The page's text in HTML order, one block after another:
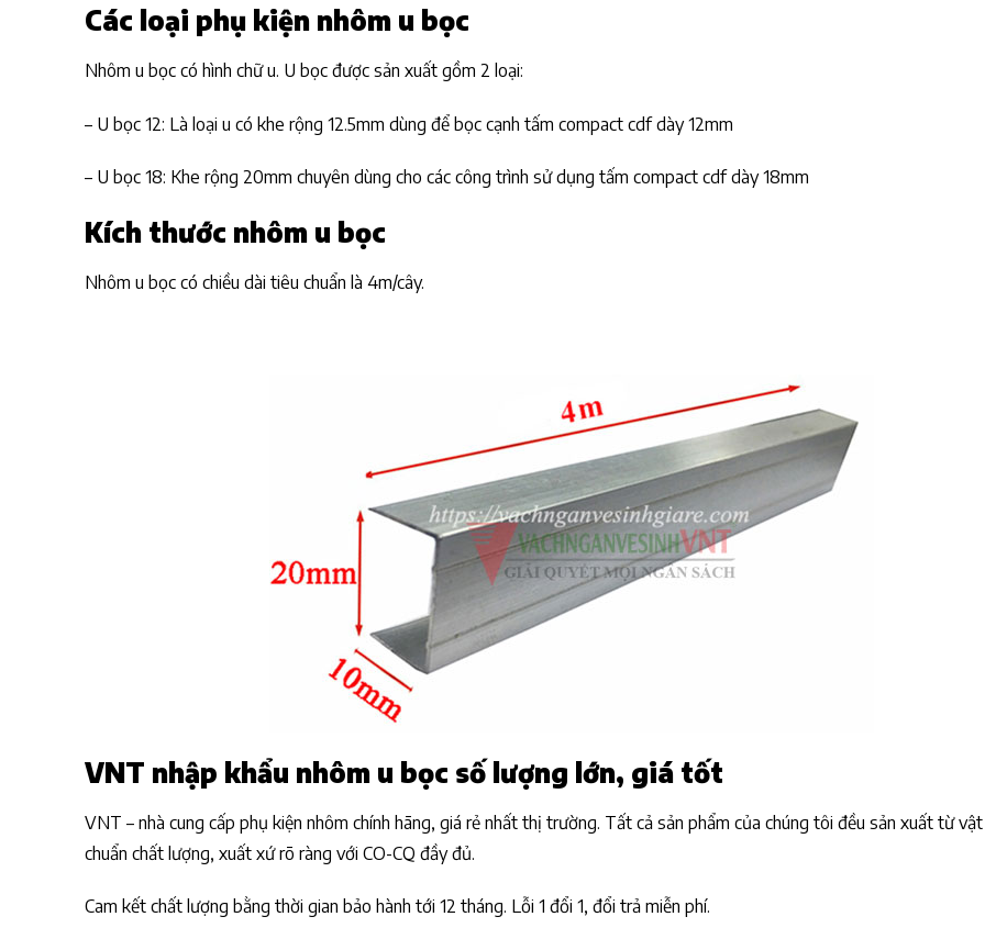
Các loại phụ kiện nhôm u bọc
Nhôm u bọc có hình chữ u. U bọc được sản xuất gồm 2 loại:
– U bọc 12: Là loại u có khe rộng 12.5mm dùng để bọc cạnh tấm compact cdf dày 12mm
– U bọc 18: Khe rộng 20mm chuyên dùng cho các công trình sử dụng tấm compact cdf dày 18mm
Kích thước nhôm u bọc
Nhôm u bọc có chiều dài tiêu chuẩn là 4m/cây.
VNT nhập khẩu nhôm u bọc số lượng lớn, giá tốt
VNT – nhà cung cấp phụ kiện nhôm chính hãng, giá rẻ nhất thị trường. Tất cả sản phẩm của chúng tôi đều sản xuất từ vật
chuẩn chất lượng, xuất xứ rõ ràng với CO-CQ đầy đủ.
Cam kết chất lượng bằng thời gian bảo hành tới 12 tháng. Lỗi 1 đổi 1, đổi trả miễn phí.